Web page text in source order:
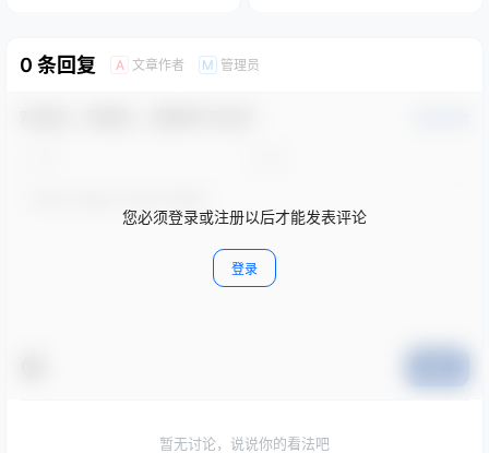
0 条回复 A 文章作者 M 管理员
您必须登录或注册以后才能发表评论
登录
暂无讨论，说说你的看法吧